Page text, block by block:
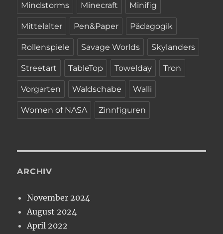
Mindstorms Minecraft Minifig
Mittelalter Pen&Paper Pädagogik
Rollenspiele Savage Worlds Skylanders
Streetart TableTop Towelday Tron
Vorgarten Waldschabe Walli
Women of NASA Zinnfiguren
ARCHIV
November 2024
August 2024
April 2022